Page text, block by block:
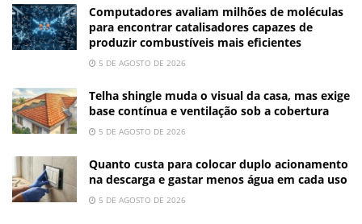
Computadores avaliam milhões de moléculas
para encontrar catalisadores capazes de
produzir combustíveis mais eficientes
5 DE AGOSTO DE 2026
Telha shingle muda o visual da casa, mas exige
base contínua e ventilação sob a cobertura
5 DE AGOSTO DE 2026
Quanto custa para colocar duplo acionamento
na descarga e gastar menos água em cada uso
5 DE AGOSTO DE 2026